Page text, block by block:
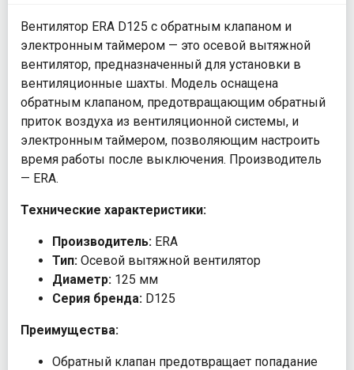
Вентилятор ERA D125 с обратным клапаном и
электронным таймером — это осевой вытяжной
вентилятор, предназначенный для установки в
вентиляционные шахты. Модель оснащена
обратным клапаном, предотвращающим обратный
приток воздуха из вентиляционной системы, и
электронным таймером, позволяющим настроить
время работы после выключения. Производитель
— ERA.
Технические характеристики:
Производитель: ERA
Тип: Осевой вытяжной вентилятор
Диаметр: 125 мм
Серия бренда: D125
Преимущества:
Обратный клапан предотвращает попадание